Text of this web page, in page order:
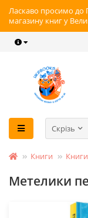
Ласкаво просимо до
магазину книг у
Скрізь
Книги
Метелики